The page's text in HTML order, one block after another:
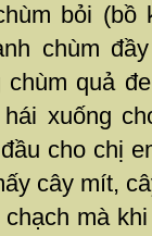
bỏi (bồ
chùm
quả
xuống
cho chị
cây mít,
mà